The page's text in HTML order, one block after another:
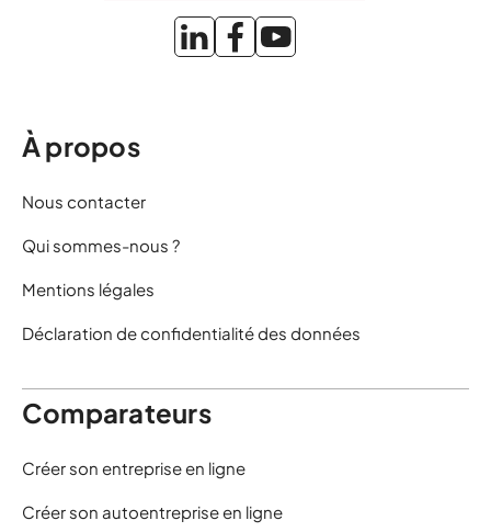
À propos
Nous contacter
Qui sommes-nous ?
Mentions légales
Déclaration de confidentialité des données
Comparateurs
Créer son entreprise en ligne
Créer son autoentreprise en ligne